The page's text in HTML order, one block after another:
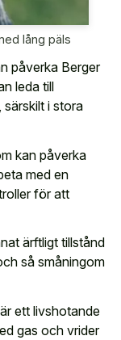
lång päls
påverka Berger
leda till
i stora
kan påverka
med en
för att
ärftligt tillstånd
så småningom
ett livshotande
gas och vrider